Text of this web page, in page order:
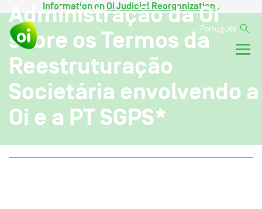
Information onOi Judicial Reorganization .
Português
Administração da Oi
sobre os Termos da
Reestruturação
Societária envolvendo a
Oi e a PT SGPS*